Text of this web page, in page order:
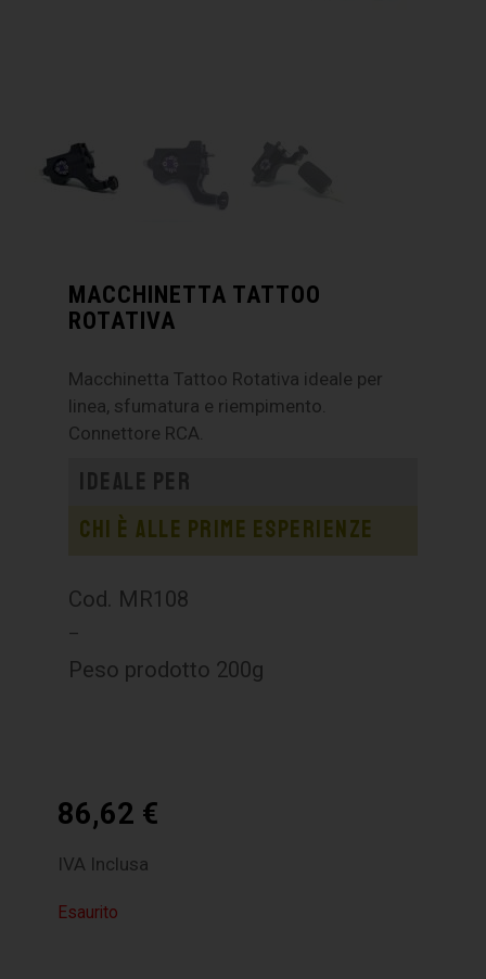
MACCHINETTA TATTOO
ROTATIVA
Macchinetta Tattoo Rotativa ideale per
linea, sfumatura e riempimento.
Connettore RCA.
Ideale per
Chi è alle prime esperienze
Cod. MR108
–
Peso prodotto 200g
86,62 €
IVA Inclusa
Esaurito